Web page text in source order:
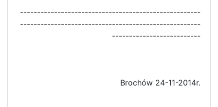
-----------------------------------------------------
-----------------------------------------------------
--------------------------
Brochów 24-11-2014r.